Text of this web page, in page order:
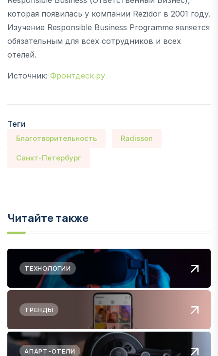
которая появилась у компании Rezidor в 2001 году.
Изучение Responsible Business Programme является
обязательным для всех сотрудников и всех
отелей.
Источник: Фронтдеск.ру
Теги
Благотворительность Radisson
Санкт-Петербург
Читайте также
ТЕХНОЛОГИИ
ТРЕНДЫ
АПАРТ-ОТЕЛИ